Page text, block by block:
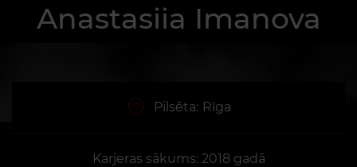
Anastasiia Imanova
Pilsēta: Rīga
Karjeras sākums: 2018 gadā